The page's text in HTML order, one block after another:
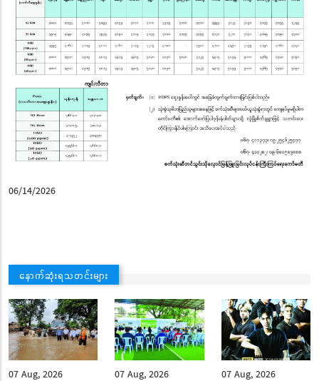
06/14/2026
နောက်ဆုံးရသတင်းများ
07 Aug, 2026
07 Aug, 2026
07 Aug, 2026